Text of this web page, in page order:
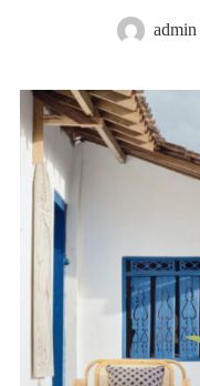
admin